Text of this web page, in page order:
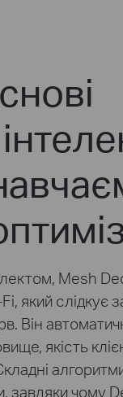
Mesh
який слідкує
Він
якість
завдяки чому